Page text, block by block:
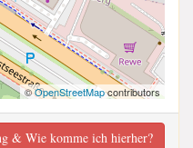
©OpenStreetMapcontributors
& Wie komme ich hierher?